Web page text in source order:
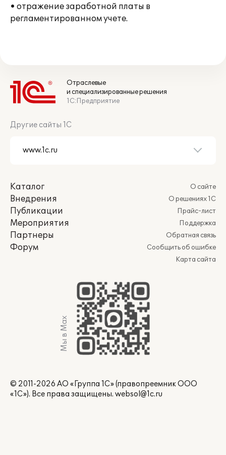
• отражение заработной платы в
регламентированном учете.
Отраслевые
и специализированные решения
1С:Предприятие
Другие сайты 1С
Каталог
Внедрения
Публикации
Мероприятия
Партнеры
Форум
О сайте
О решениях 1С
Прайс-лист
Поддержка
Обратная связь
Сообщить об ошибке
Карта сайта
Мы в Max
© 2011-2026 АО «Группа 1С» (правопреемник ООО
«1С»). Все права защищены. websol@1c.ru